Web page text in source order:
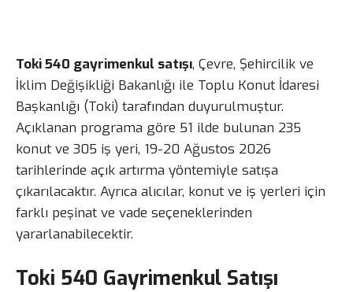
Toki 540 gayrimenkul satışı, Çevre, Şehircilik ve
İklim Değişikliği Bakanlığı ile Toplu Konut İdaresi
Başkanlığı (Toki) tarafından duyurulmuştur.
Açıklanan programa göre 51 ilde bulunan 235
konut ve 305 iş yeri, 19-20 Ağustos 2026
tarihlerinde açık artırma yöntemiyle satışa
çıkarılacaktır. Ayrıca alıcılar, konut ve iş yerleri için
farklı peşinat ve vade seçeneklerinden
yararlanabilecektir.
Toki 540 Gayrimenkul Satışı